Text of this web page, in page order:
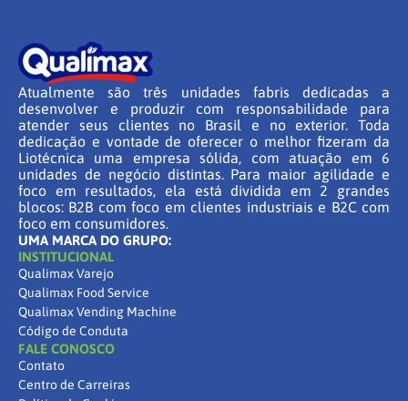
Atualmente são três unidades fabris dedicadas a
desenvolver e produzir com responsabilidade para
atender seus clientes no Brasil e no exterior. Toda
dedicação e vontade de oferecer o melhor fizeram da
Liotécnica uma empresa sólida, com atuação em 6
unidades de negócio distintas. Para maior agilidade e
foco em resultados, ela está dividida em 2 grandes
blocos: B2B com foco em clientes industriais e B2C com
foco em consumidores.
UMA MARCA DO GRUPO:
INSTITUCIONAL
Qualimax Varejo
Qualimax Food Service
Qualimax Vending Machine
Código de Conduta
FALE CONOSCO
Contato
Centro de Carreiras